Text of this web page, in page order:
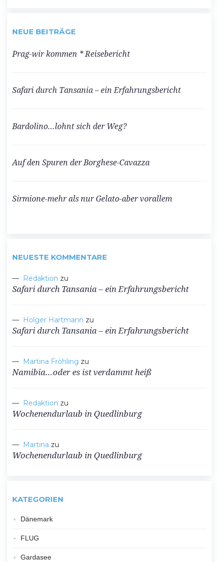
NEUE BEITRÄGE
Prag-wir kommen * Reisebericht
Safari durch Tansania – ein Erfahrungsbericht
Bardolino…lohnt sich der Weg?
Auf den Spuren der Borghese-Cavazza
Sirmione-mehr als nur Gelato-aber vorallem
NEUESTE KOMMENTARE
Redaktion zu
Safari durch Tansania – ein Erfahrungsbericht
Holger Hartmann zu
Safari durch Tansania – ein Erfahrungsbericht
Martina Fröhling zu
Namibia…oder es ist verdammt heiß
Redaktion zu
Wochenendurlaub in Quedlinburg
Martina zu
Wochenendurlaub in Quedlinburg
KATEGORIEN
Dänemark
FLUG
Gardasee